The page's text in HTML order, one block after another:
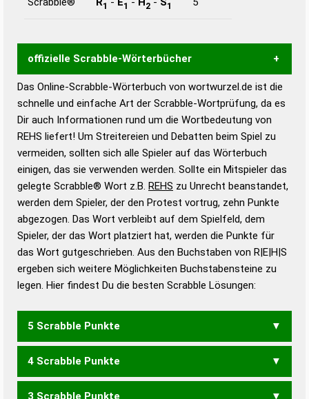
1 1 2 1
offizielle Scrabble-Wörterbücher
Wortwurzel liefert mit Hilfe eines semantischen
Wortanalyse-Algorithmus gute Anhaltspunkte zu
Wortbedeutung, Worttrennung und Wortform, um die
Gültigkeit eines Wortes für das Scrabble-Spiel zu
bestimmen!
zugelassene Turnier Scrabble-
Wörterbücher sind:
Duden – Standardwerk in 12 Bänden
Duden – Richtiges und gutes
Deutsch
Duden – Die deutsche Grammatik
Duden – Deutsches
Universalwörterbuch
Das Online-Scrabble-Wörterbuch von wortwurzel.de ist die
schnelle und einfache Art der Scrabble-Wortprüfung, da es
Dir auch Informationen rund um die Wortbedeutung von
REHS liefert! Um Streitereien und Debatten beim Spiel zu
vermeiden, sollten sich alle Spieler auf das Wörterbuch
einigen, das sie verwenden werden. Sollte ein Mitspieler das
gelegte Scrabble® Wort z.B. REHS zu Unrecht beanstandet,
werden dem Spieler, der den Protest vortrug, zehn Punkte
abgezogen. Das Wort verbleibt auf dem Spielfeld, dem
Spieler, der das Wort platziert hat, werden die Punkte für
das Wort gutgeschrieben. Aus den Buchstaben von R|E|H|S
ergeben sich weitere Möglichkeiten Buchstabensteine zu
legen. Hier findest Du die besten Scrabble Lösungen:
5 Scrabble Punkte
SEHR
4 Scrabble Punkte
3 Scrabble Punkte